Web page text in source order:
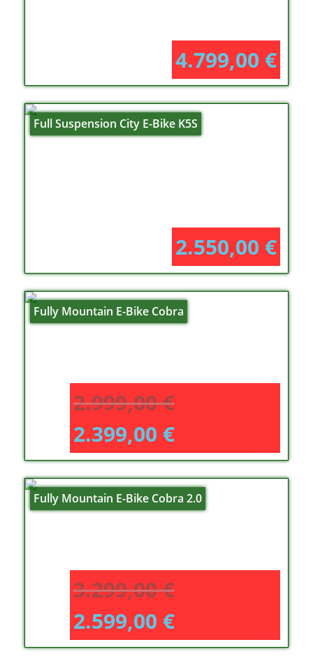
4.799,00 €
Full Suspension City E-Bike K5S
2.550,00 €
Fully Mountain E-Bike Cobra
2.999,00€
2.399,00 €
Fully Mountain E-Bike Cobra 2.0
3.299,00€
2.599,00 €